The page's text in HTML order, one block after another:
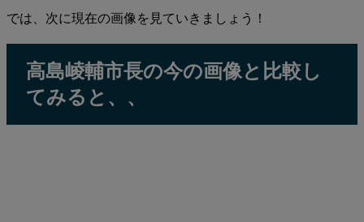
では、次に現在の画像を見ていきましょう！
高島崚輔市長の今の画像と比較し
てみると、、